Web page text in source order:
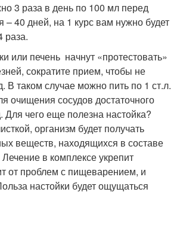
3 раза в день по 100 мл перед
– 40 дней, на 1 курс вам нужно будет
раза.
или печень начнут «протестовать»
сократите прием, чтобы не
В таком случае можно пить по 1 ст.л.
очищения сосудов достаточного
Для чего еще полезна настойка?
организм будет получать
веществ, находящихся в составе
в комплексе укрепит
от проблем с пищеварением, и
настойки будет ощущаться